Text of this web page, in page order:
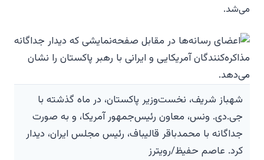
می‌شد.
شهباز شریف، نخست‌وزیر پاکستان، در ماه گذشته با
جی.دی. ونس، معاون رئیس‌جمهور آمریکا، و به صورت
جداگانه با محمدباقر قالیباف، رئیس مجلس ایران، دیدار
کرد. عاصم حفیظ/رویترز